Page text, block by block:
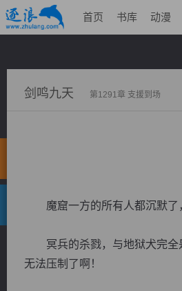
首页 书库 动漫
剑鸣九天 第1291章 支援到场
魔窟一方的所有人都沉默了
冥兵的杀戮，与地狱犬完全
无法压制了啊！